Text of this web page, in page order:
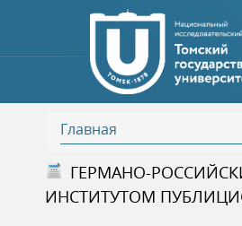
В
ы
Главная
ГЕРМАНО-
ИНСТИТУТОМ